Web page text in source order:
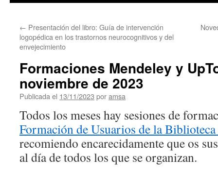
← Presentación del libro: Guía de intervención
logopédica en los trastornos neurocognitivos y del
envejecimiento
Formaciones Mendeley y
noviembre de 2023
Publicada el 13/11/2023 poramsa
Todos los meses hay sesiones de
Formación de Usuarios de la
recomiendo encarecidamente que os
al día de todos los que se organizan.